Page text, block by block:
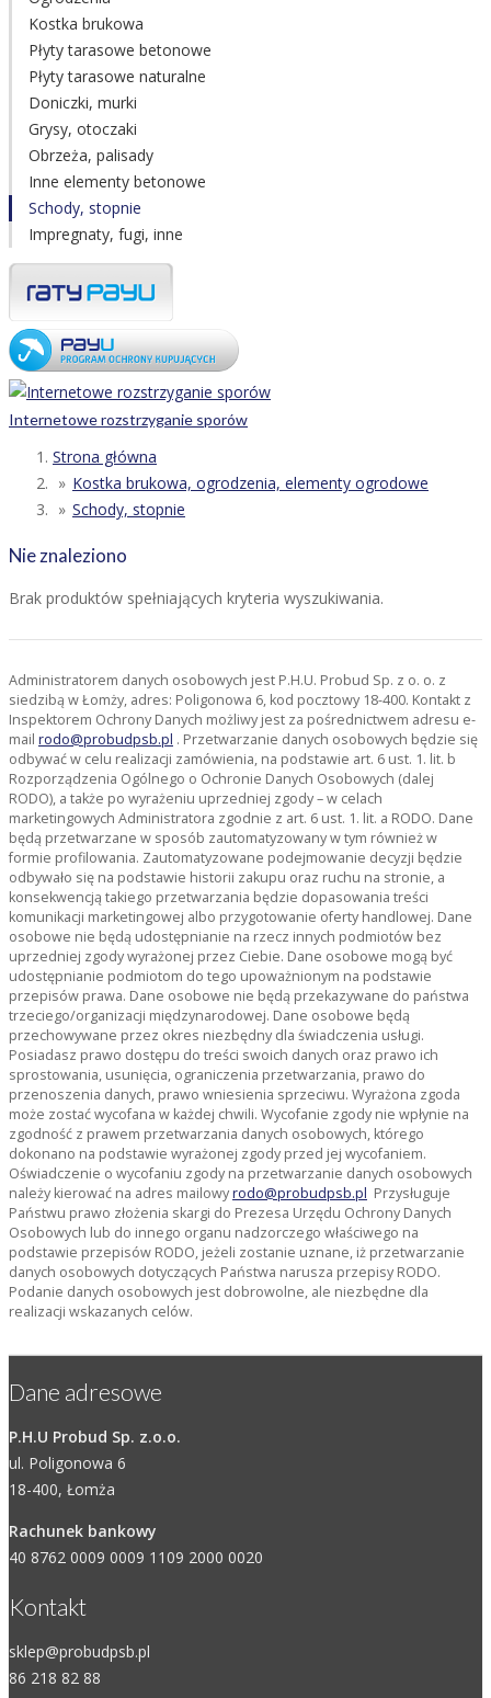
Kostka brukowa
Płyty tarasowe betonowe
Płyty tarasowe naturalne
Doniczki, murki
Grysy, otoczaki
Obrzeża, palisady
Inne elementy betonowe
Schody, stopnie
Impregnaty, fugi, inne
Internetowe rozstrzyganie sporów
Strona główna
Kostka brukowa, ogrodzenia, elementy ogrodowe
Schody, stopnie
Nie znaleziono
Brak produktów spełniających kryteria wyszukiwania.
Administratorem danych osobowych jest P.H.U. Probud Sp. z o. o. z
siedzibą w Łomży, adres: Poligonowa 6, kod pocztowy 18-400. Kontakt z
Inspektorem Ochrony Danych możliwy jest za pośrednictwem adresu e-
mail rodo@probudpsb.pl . Przetwarzanie danych osobowych będzie się
odbywać w celu realizacji zamówienia, na podstawie art. 6 ust. 1. lit. b
Rozporządzenia Ogólnego o Ochronie Danych Osobowych (dalej
RODO), a także po wyrażeniu uprzedniej zgody – w celach
marketingowych Administratora zgodnie z art. 6 ust. 1. lit. a RODO. Dane
będą przetwarzane w sposób zautomatyzowany w tym również w
formie profilowania. Zautomatyzowane podejmowanie decyzji będzie
odbywało się na podstawie historii zakupu oraz ruchu na stronie, a
konsekwencją takiego przetwarzania będzie dopasowania treści
komunikacji marketingowej albo przygotowanie oferty handlowej. Dane
osobowe nie będą udostępnianie na rzecz innych podmiotów bez
uprzedniej zgody wyrażonej przez Ciebie. Dane osobowe mogą być
udostępnianie podmiotom do tego upoważnionym na podstawie
przepisów prawa. Dane osobowe nie będą przekazywane do państwa
trzeciego/organizacji międzynarodowej. Dane osobowe będą
przechowywane przez okres niezbędny dla świadczenia usługi.
Posiadasz prawo dostępu do treści swoich danych oraz prawo ich
sprostowania, usunięcia, ograniczenia przetwarzania, prawo do
przenoszenia danych, prawo wniesienia sprzeciwu. Wyrażona zgoda
może zostać wycofana w każdej chwili. Wycofanie zgody nie wpłynie na
zgodność z prawem przetwarzania danych osobowych, którego
dokonano na podstawie wyrażonej zgody przed jej wycofaniem.
Oświadczenie o wycofaniu zgody na przetwarzanie danych osobowych
należy kierować na adres mailowyrodo@probudpsb.pl Przysługuje
Państwu prawo złożenia skargi do Prezesa Urzędu Ochrony Danych
Osobowych lub do innego organu nadzorczego właściwego na
podstawie przepisów RODO, jeżeli zostanie uznane, iż przetwarzanie
danych osobowych dotyczących Państwa narusza przepisy RODO.
Podanie danych osobowych jest dobrowolne, ale niezbędne dla
realizacji wskazanych celów.
Dane adresowe
P.H.U Probud Sp. z.o.o.
ul. Poligonowa 6
18-400, Łomża
Rachunek bankowy
40 8762 0009 0009 1109 2000 0020
Kontakt
sklep@probudpsb.pl
86 218 82 88